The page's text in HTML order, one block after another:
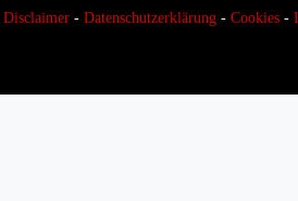
Disclaimer - Datenschutzerklärung - Cookies -